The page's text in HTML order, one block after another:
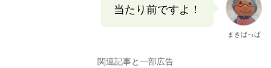
当たり前ですよ！
まきばっぱ
関連記事と一部広告